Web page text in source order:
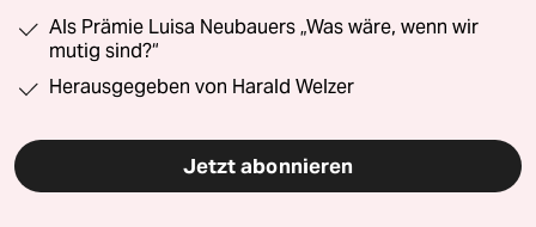
Als Prämie Luisa Neubauers „Was wäre, wenn wir
mutig sind?“
Herausgegeben von Harald Welzer
Jetzt abonnieren